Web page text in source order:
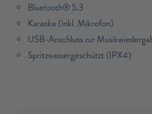
Bluetooth® 5.3
Karaoke (inkl. Mikrofon)
USB-Anschluss zur
Spritzwassergeschützt (IPX4)